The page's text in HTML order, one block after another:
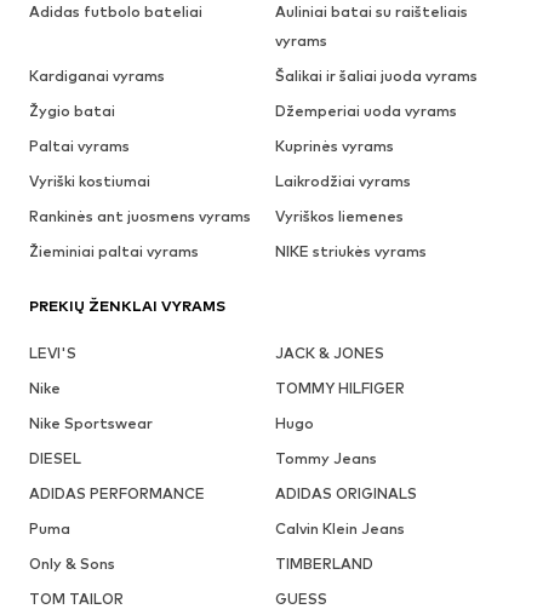
Adidas futbolo bateliai
Auliniai batai su raišteliais
vyrams
Kardiganai vyrams
Šalikai ir šaliai juoda vyrams
Žygio batai
Džemperiai uoda vyrams
Paltai vyrams
Kuprinės vyrams
Vyriški kostiumai
Laikrodžiai vyrams
Rankinės ant juosmens vyrams
Vyriškos liemenes
Žieminiai paltai vyrams
NIKE striukės vyrams
PREKIŲ ŽENKLAI VYRAMS
LEVI'S
JACK & JONES
Nike
TOMMY HILFIGER
Nike Sportswear
Hugo
DIESEL
Tommy Jeans
ADIDAS PERFORMANCE
ADIDAS ORIGINALS
Puma
Calvin Klein Jeans
Only & Sons
TIMBERLAND
TOM TAILOR
GUESS